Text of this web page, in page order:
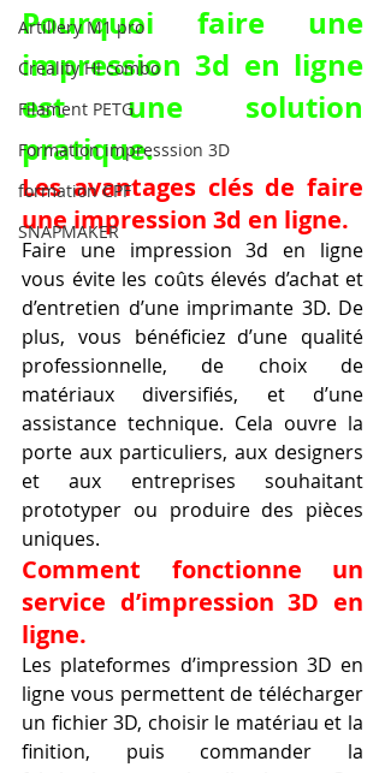
Artillery M1 pro
Creality HI combo
Filament PETG
Formation impresssion 3D
formation CPF
SNAPMAKER
Pourquoi faire une
impression 3d en ligne
est une solution
pratique.
Les avantages clés de faire
une impression 3d en ligne.
Faire une impression 3d en ligne
vous évite les coûts élevés d’achat et
d’entretien d’une imprimante 3D. De
plus, vous bénéficiez d’une qualité
professionnelle, de choix de
matériaux diversifiés, et d’une
assistance technique. Cela ouvre la
porte aux particuliers, aux designers
et aux entreprises souhaitant
prototyper ou produire des pièces
uniques.
Comment fonctionne un
service d’impression 3D en
ligne.
Les plateformes d’impression 3D en
ligne vous permettent de télécharger
un fichier 3D, choisir le matériau et la
finition, puis commander la